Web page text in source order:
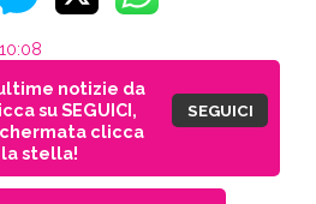
notizie da
su SEGUICI,
clicca
stella!
SEGUICI